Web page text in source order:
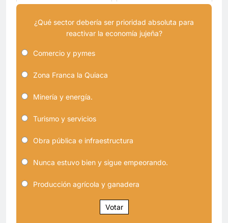
¿Qué sector debería ser prioridad absoluta para
reactivar la economía jujeña?
Comercio y pymes
Zona Franca la Quiaca
Minería y energía.
Turismo y servicios
Obra pública e infraestructura
Nunca estuvo bien y sigue empeorando.
Producción agrícola y ganadera
Votar